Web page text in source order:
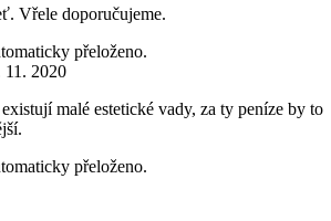
Vřele doporučujeme.
přeloženo.
11. 2020
malé estetické vady, za ty peníze by to
přeloženo.